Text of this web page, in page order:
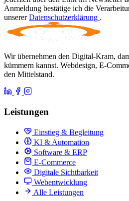
Anmeldung bestätige ich die
unsererDatenschutzerklärung .
Wir übernehmen den Digital-Kram,
kümmern kannst. Webdesign, E-
den Mittelstand.
Leistungen
Einstieg & Begleitung
KI & Automation
Software & ERP
E-Commerce
Digitale Sichtbarkeit
Webentwicklung
Alle Leistungen